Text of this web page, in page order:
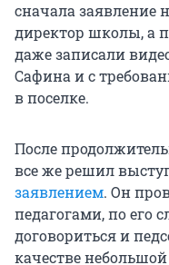
сначала заявление
директор школы, а
даже записали
Сафина и с
в поселке.
После
все же решил
заявлением. Он
педагогами, по его
договориться и
качестве